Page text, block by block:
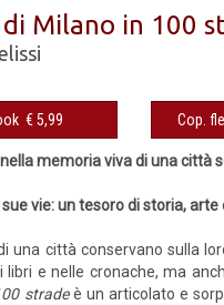
Milano in 100
€ 5,99 Cop.
memoria viva di una città
sue vie: un tesoro di storia,
una città conservano sulla
libri e nelle cronache, ma
stradeè un articolato e